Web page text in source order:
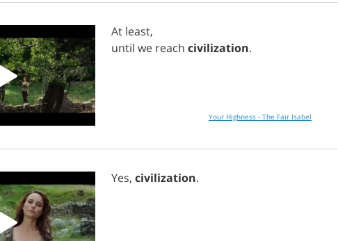
At least,
until we reach civilization.
Your Highness - The Fair Isabel
Yes, civilization.